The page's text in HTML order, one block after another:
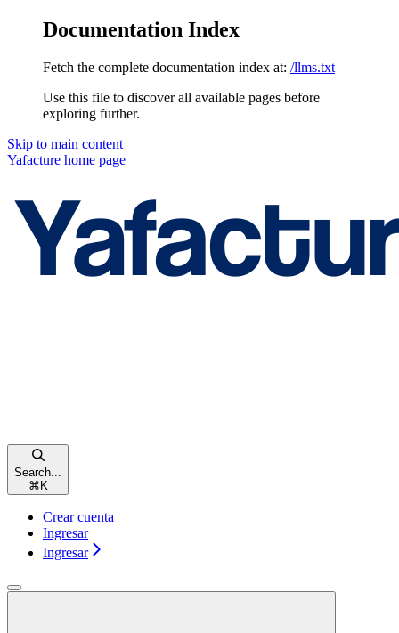
Documentation Index
Fetch the complete documentation index at: /llms.txt
Use this file to discover all available pages before
exploring further.
Skip to main content
Yafacture home page
Search...
⌘ K
Crear cuenta
Ingresar
Ingresar